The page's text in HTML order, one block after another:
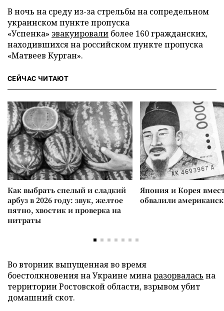
В ночь на среду из-за стрельбы на сопредельном
украинском пункте пропуска
«Успенка» эвакуировали более 160 гражданских,
находившихся на российском пункте пропуска
«Матвеев Курган».
СЕЙЧАС ЧИТАЮТ
Как выбрать спелый и сладкий
арбуз в 2026 году: звук, желтое
пятно, хвостик и проверка на
нитраты
Япония и Корея
обвалили
Во вторник выпущенная во время
боестолкновения на Украине минаразорвалась на
территории Ростовской области, взрывом убит
домашний скот.